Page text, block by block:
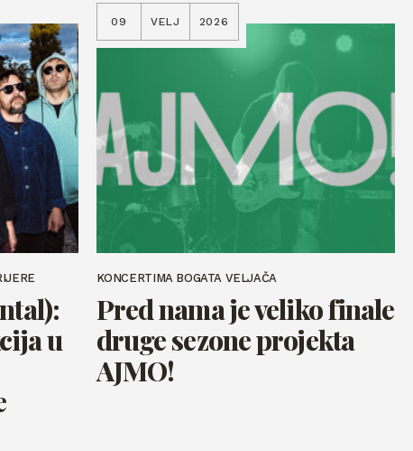
u
09 VELJ 2026
KONCERTIMA BOGATA VELJAČA
Pred nama je veliko finale
druge sezone projekta
AJMO!